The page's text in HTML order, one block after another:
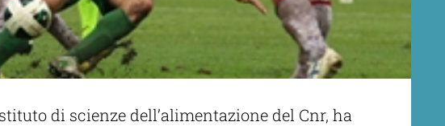
di scienze dell’alimentazione del Cnr, ha